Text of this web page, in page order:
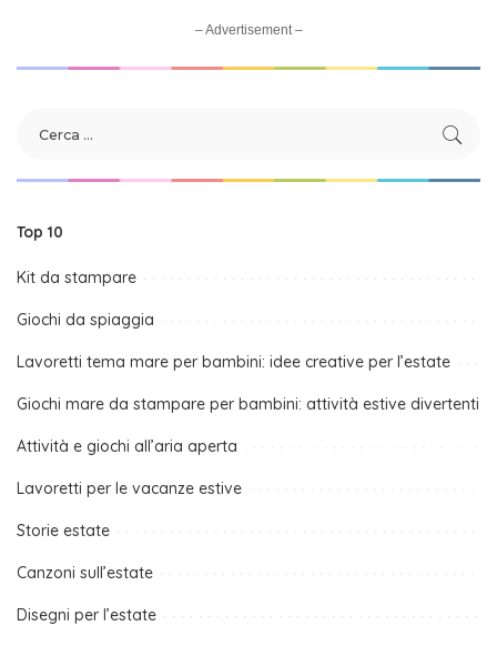
– Advertisement –
Top 10
Kit da stampare
Giochi da spiaggia
Lavoretti tema mare per bambini: idee creative per l’estate
Giochi mare da stampare per bambini: attività estive divertenti
Attività e giochi all’aria aperta
Lavoretti per le vacanze estive
Storie estate
Canzoni sull’estate
Disegni per l’estate